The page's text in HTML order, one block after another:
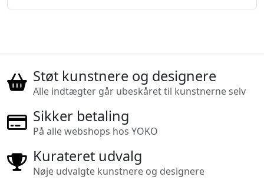
Støt kunstnere og designere
Alle indtægter går ubeskåret til kunstnerne selv
Sikker betaling
På alle webshops hos YOKO
Kurateret udvalg
Nøje udvalgte kunstnere og designere